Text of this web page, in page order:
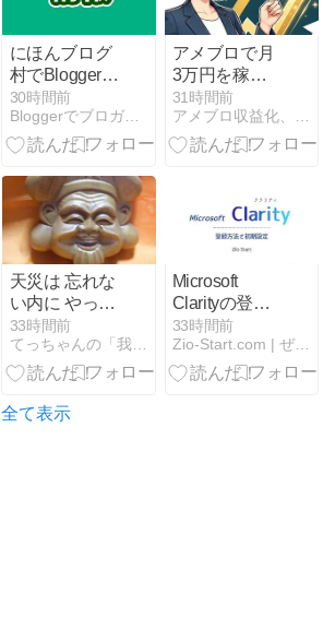
にほんブログ
村でBloggerの
記事が取得で
きない問題発
生中（2026年
30時間前
Bloggerでブロガーになろう
アメブロで月
3万円を稼ぐ
までに私が犯
した数々の致
命的な失敗と
実に収益化
31時間前
アメブロ収益化、最短で成果を出す裏技
天災は 忘れな
い内に やって
来る
33時間前
てっちゃんの「我が心の詩(うた)」
Microsoft
Clarityの登録
方法と
WordPressへ
の導入手順
33時間前
Zio-Start.com | ぜったい今よりおもしろく
全て表示